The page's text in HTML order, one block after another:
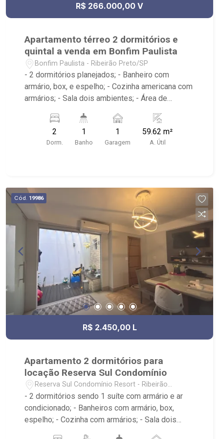
R$ 266.000,00 V
Apartamento térreo 2 dormitórios e
quintal a venda em Bonfim Paulista
Bonfim Paulista - Ribeirão Preto/SP
- 2 dormitórios planejados; - Banheiro com
armário, box, e espelho; - Cozinha americana com
armários; - Sala dois ambientes; - Área de
Piscina, Campo de Futebol e Salão de Festas. -
Próximo à DaniBe FullStore, Bola na Grama
Bonfim e Baterias Batex Bonfim Paulista,
2
Dorm.
1
Banho
1
Garagem
59.62 m²
A. Útil
Cód. 19986
R$ 2.450,00 L
Apartamento 2 dormitórios para
locação Reserva Sul Condomínio
Reserva Sul Condomínio Resort - Ribeirão
Preto/SP
- 2 dormitórios sendo 1 suíte com armário e ar
condicionado; - Banheiros com armário, box,
espelho; - Cozinha com armários; - Sala dois